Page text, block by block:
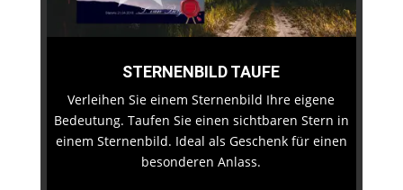
STERNENBILD TAUFE
Verleihen Sie einem Sternenbild Ihre eigene
Bedeutung. Taufen Sie einen sichtbaren Stern in
einem Sternenbild. Ideal als Geschenk für einen
besonderen Anlass.